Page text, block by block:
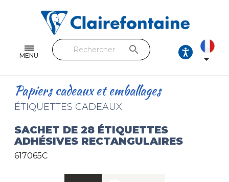
MENU
Feuilles & Copies
Beaux-arts & Dessin
Loisirs créatifs
Papiers cadeaux et emballages
Cuir & trousses
RETROUVEZ NOS COLLECTIONS
search

Papiers cadeaux et emballages
ÉTIQUETTES CADEAUX
SACHET DE 28 ÉTIQUETTES
ADHÉSIVES RECTANGULAIRES
617065C